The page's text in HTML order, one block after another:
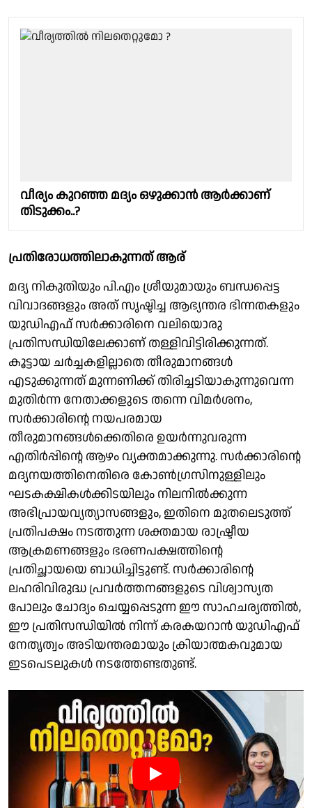
വീര്യം കുറഞ്ഞ മദ്യം ഒഴുക്കാന്‍ ആര്‍ക്കാണ്
തിടുക്കം..?
പ്രതിരോധത്തിലാകുന്നത് ആര്
മദ്യ നികുതിയും പി.എം ശ്രീയുമായും ബന്ധപ്പെട്ട
വിവാദങ്ങളും അത് സൃഷ്ടിച്ച ആഭ്യന്തര ഭിന്നതകളും
യുഡിഎഫ് സര്‍ക്കാരിനെ വലിയൊരു
പ്രതിസന്ധിയിലേക്കാണ് തള്ളിവിട്ടിരിക്കുന്നത്.
കൂട്ടായ ചര്‍ച്ചകളില്ലാതെ തീരുമാനങ്ങള്‍
എടുക്കുന്നത് മുന്നണിക്ക് തിരിച്ചടിയാകുന്നുവെന്ന
മുതിര്‍ന്ന നേതാക്കളുടെ തന്നെ വിമര്‍ശനം,
സര്‍ക്കാരിന്റെ നയപരമായ
തീരുമാനങ്ങള്‍ക്കെതിരെ ഉയര്‍ന്നുവരുന്ന
എതിര്‍പ്പിന്റെ ആഴം വ്യക്തമാക്കുന്നു. സര്‍ക്കാരിന്റെ
മദ്യനയത്തിനെതിരെ കോണ്‍ഗ്രസിനുള്ളിലും
ഘടകക്ഷികള്‍ക്കിടയിലും നിലനില്‍ക്കുന്ന
അഭിപ്രായവ്യത്യാസങ്ങളും, ഇതിനെ മുതലെടുത്ത്
പ്രതിപക്ഷം നടത്തുന്ന ശക്തമായ രാഷ്ട്രീയ
ആക്രമണങ്ങളും ഭരണപക്ഷത്തിന്റെ
പ്രതിച്ഛായയെ ബാധിച്ചിട്ടുണ്ട്. സര്‍ക്കാരിന്റെ
ലഹരിവിരുദ്ധ പ്രവര്‍ത്തനങ്ങളുടെ വിശ്വാസ്യത
പോലും ചോദ്യം ചെയ്യപ്പെടുന്ന ഈ സാഹചര്യത്തില്‍,
ഈ പ്രതിസന്ധിയില്‍ നിന്ന് കരകയറാന്‍ യുഡിഎഫ്
നേതൃത്വം അടിയന്തരമായും ക്രിയാത്മകവുമായ
ഇടപെടലുകള്‍ നടത്തേണ്ടതുണ്ട്.